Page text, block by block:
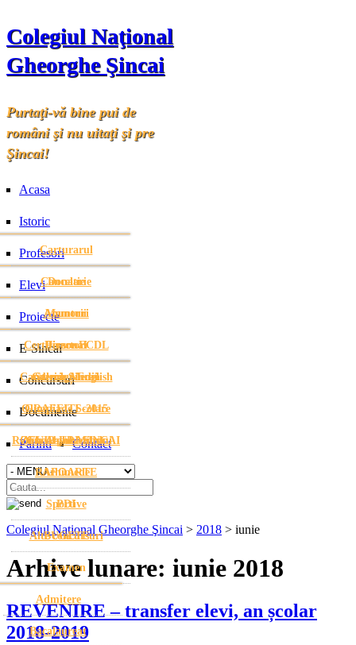
Colegiul Naţional
Gheorghe Şincai
Purtaţi-vă bine pui de
români şi nu uitaţi şi pre
Şincai!
Acasa
Istoric
Carturarul
Donatie
Memorii
Directori
Stema Șincai
Profesori
Cancelarie
Anunturi
Personal
Elevi
Anunturi
Proiecte
Certificare ECDL
Cambridge English
GRAFFITI -2015
Ziua Absolventului
E-Sincai
Galerie Media
Concursuri
Olimpiade Scolare
Gheorghe Mihoc
Arhimede
Sportive
Alte concursuri
Examen
Admitere
Bacalaureat
Documente
ROFUIP-URI SINCAI
RAPOARTE
PDI
BUGETE
Parinti Contact
Colegiul Naţional Gheorghe Şincai > 2018 > iunie
Arhive lunare: iunie 2018
REVENIRE – transfer elevi, an școlar
2018-2019